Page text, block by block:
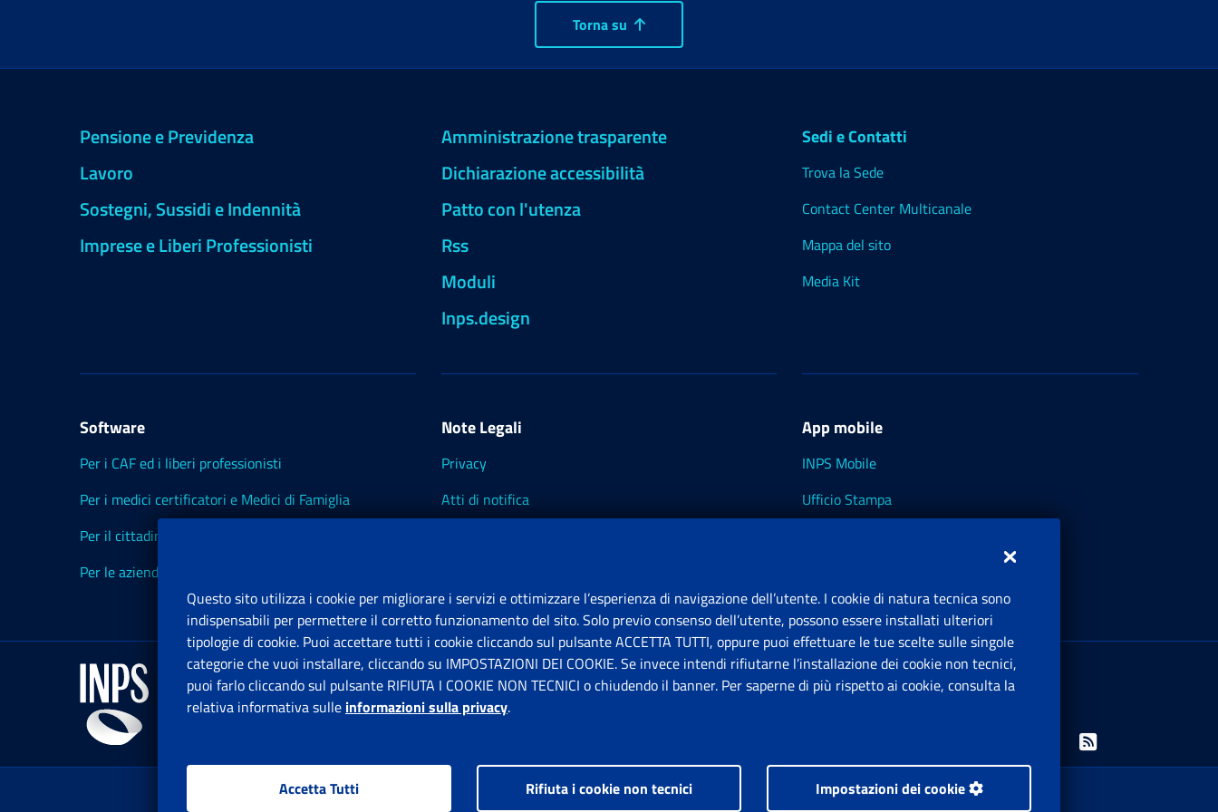
Torna su
Pensione e Previdenza
Lavoro
Sostegni, Sussidi e Indennità
Imprese e Liberi Professionisti
Amministrazione trasparente
Dichiarazione accessibilità
Patto con l'utenza
Rss
Moduli
Inps.design
Sedi e Contatti
Trova la Sede
Contact Center Multicanale
Mappa del sito
Media Kit
Software
Per i CAF ed i liberi professionisti
Per i medici certificatori e Medici di Famiglia
Per il cittadino
Per le aziende ed i Consulenti
Note Legali
Privacy
Atti di notifica
App mobile
INPS Mobile
Ufficio Stampa
Sede Legale: Via Ciro il Grande, 21
00144 Roma
P.IVA 02121151001
Facebook: Apre una nuova finestra
Twitter: Apre una nuova finestra
Whatsapp: Apre una nuova finestra
Youtube: Apre una nuova
Instagram: Apre una
Linkedin: Apre
Rss: Apre
Questo sito utilizza i cookie per migliorare i servizi e ottimizzare l’esperienza di navigazione dell’utente. I cookie di natura tecnica sono
indispensabili per permettere il corretto funzionamento del sito. Solo previo consenso dell’utente, possono essere installati ulteriori
tipologie di cookie. Puoi accettare tutti i cookie cliccando sul pulsante ACCETTA TUTTI, oppure puoi effettuare le tue scelte sulle singole
categorie che vuoi installare, cliccando su IMPOSTAZIONI DEI COOKIE. Se invece intendi rifiutarne l’installazione dei cookie non tecnici,
puoi farlo cliccando sul pulsante RIFIUTA I COOKIE NON TECNICI o chiudendo il banner. Per saperne di più rispetto ai cookie, consulta la
relativa informativa sulle informazioni sulla privacy.
Accetta Tutti Rifiuta i cookie non tecnici Impostazioni dei cookie